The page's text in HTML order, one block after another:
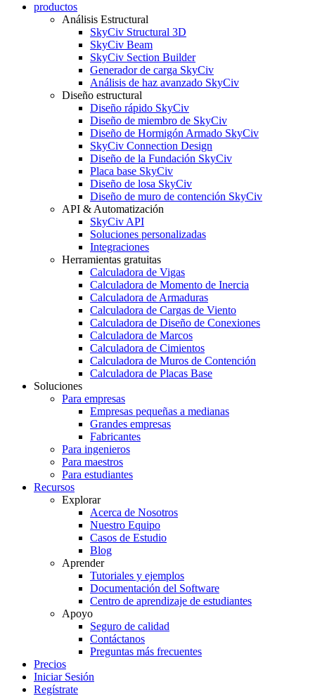
productos
Análisis Estructural
SkyCiv Structural 3D
SkyCiv Beam
SkyCiv Section Builder
Generador de carga SkyCiv
Análisis de haz avanzado SkyCiv
Diseño estructural
Diseño rápido SkyCiv
Diseño de miembro de SkyCiv
Diseño de Hormigón Armado SkyCiv
SkyCiv Connection Design
Diseño de la Fundación SkyCiv
Placa base SkyCiv
Diseño de losa SkyCiv
Diseño de muro de contención SkyCiv
API & Automatización
SkyCiv API
Soluciones personalizadas
Integraciones
Herramientas gratuitas
Calculadora de Vigas
Calculadora de Momento de Inercia
Calculadora de Armaduras
Calculadora de Cargas de Viento
Calculadora de Diseño de Conexiones
Calculadora de Marcos
Calculadora de Cimientos
Calculadora de Muros de Contención
Calculadora de Placas Base
Soluciones
Para empresas
Empresas pequeñas a medianas
Grandes empresas
Fabricantes
Para ingenieros
Para maestros
Para estudiantes
Recursos
Explorar
Acerca de Nosotros
Nuestro Equipo
Casos de Estudio
Blog
Aprender
Tutoriales y ejemplos
Documentación del Software
Centro de aprendizaje de estudiantes
Apoyo
Seguro de calidad
Contáctanos
Preguntas más frecuentes
Precios
Iniciar Sesión
Regístrate